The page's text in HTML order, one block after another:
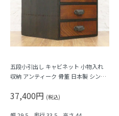
五段小引出し キャビネット 小物入れ
収納 アンティーク 骨董 日本製 シンプ
37,400円 (税込)